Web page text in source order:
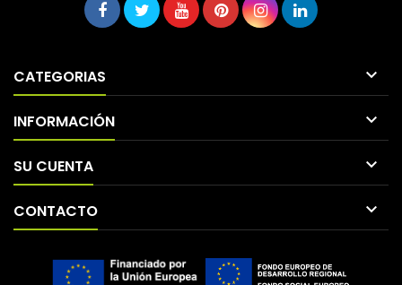
CATEGORIAS 
INFORMACIÓN 
SU CUENTA 
CONTACTO 